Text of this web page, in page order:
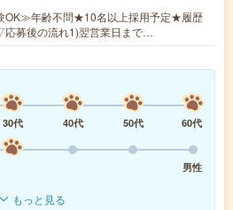
OK≫年齢不問★10名以上採用予定★履歴
募後の流れ1)翌営業日まで…
30代 40代 50代
60代
男性
もっと見る